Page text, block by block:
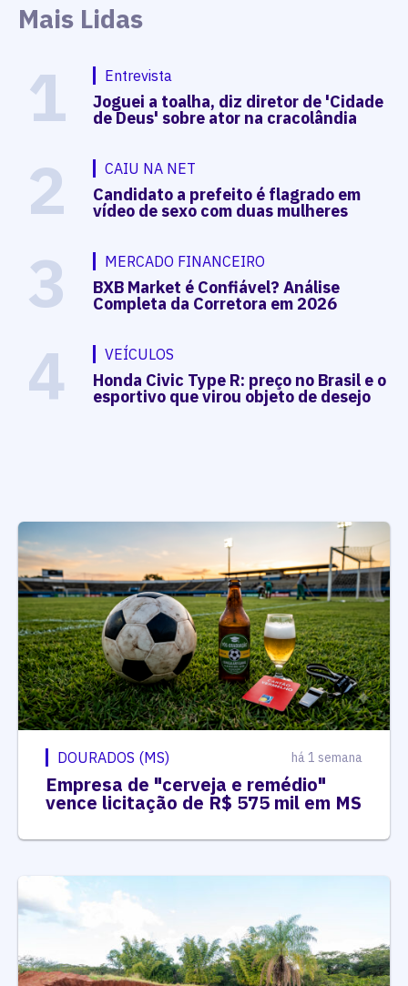
Mais Lidas
1 Entrevista
Joguei a toalha, diz diretor de 'Cidade
de Deus' sobre ator na cracolândia
2 CAIU NA NET
Candidato a prefeito é flagrado em
vídeo de sexo com duas mulheres
3 MERCADO FINANCEIRO
BXB Market é Confiável? Análise
Completa da Corretora em 2026
4 VEÍCULOS
Honda Civic Type R: preço no Brasil e o
esportivo que virou objeto de desejo
DOURADOS (MS) há 1 semana
Empresa de "cerveja e remédio"
vence licitação de R$ 575 mil em MS